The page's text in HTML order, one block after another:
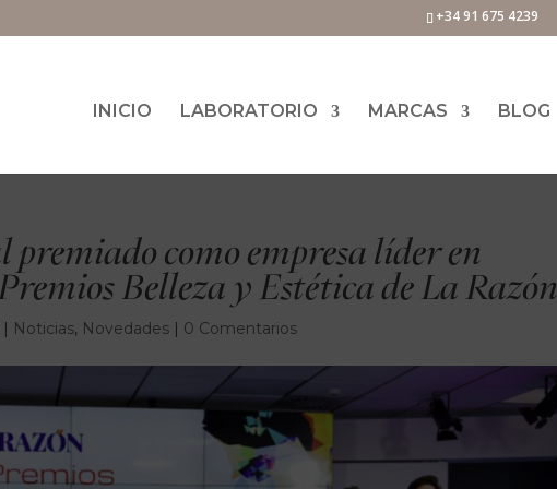
+34 91 675 4239
INICIO LABORATORIO MARCAS BLOG
como empresa líder en
Belleza y Estética de La Razón
| Noticias, Novedades | 0 Comentarios